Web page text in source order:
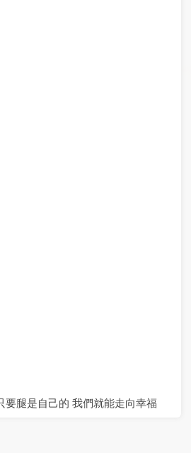
要腿是自己的 我們就能走向幸福